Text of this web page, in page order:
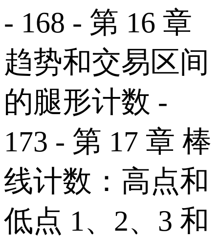
- 168 - 第 16 章
趋势和交易区间
的腿形计数 -
173 - 第 17 章 棒
线计数：高点和
低点 1、2、3 和